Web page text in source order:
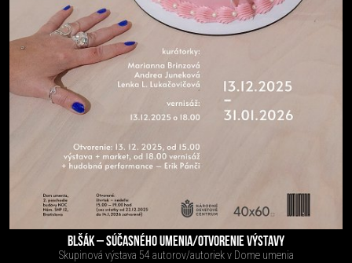
BLŠÁK – SÚČASNÉHO UMENIA/OTVORENIE VÝSTAVY
Skupinová výstava 54 autorov/autoriek v Dome umenia